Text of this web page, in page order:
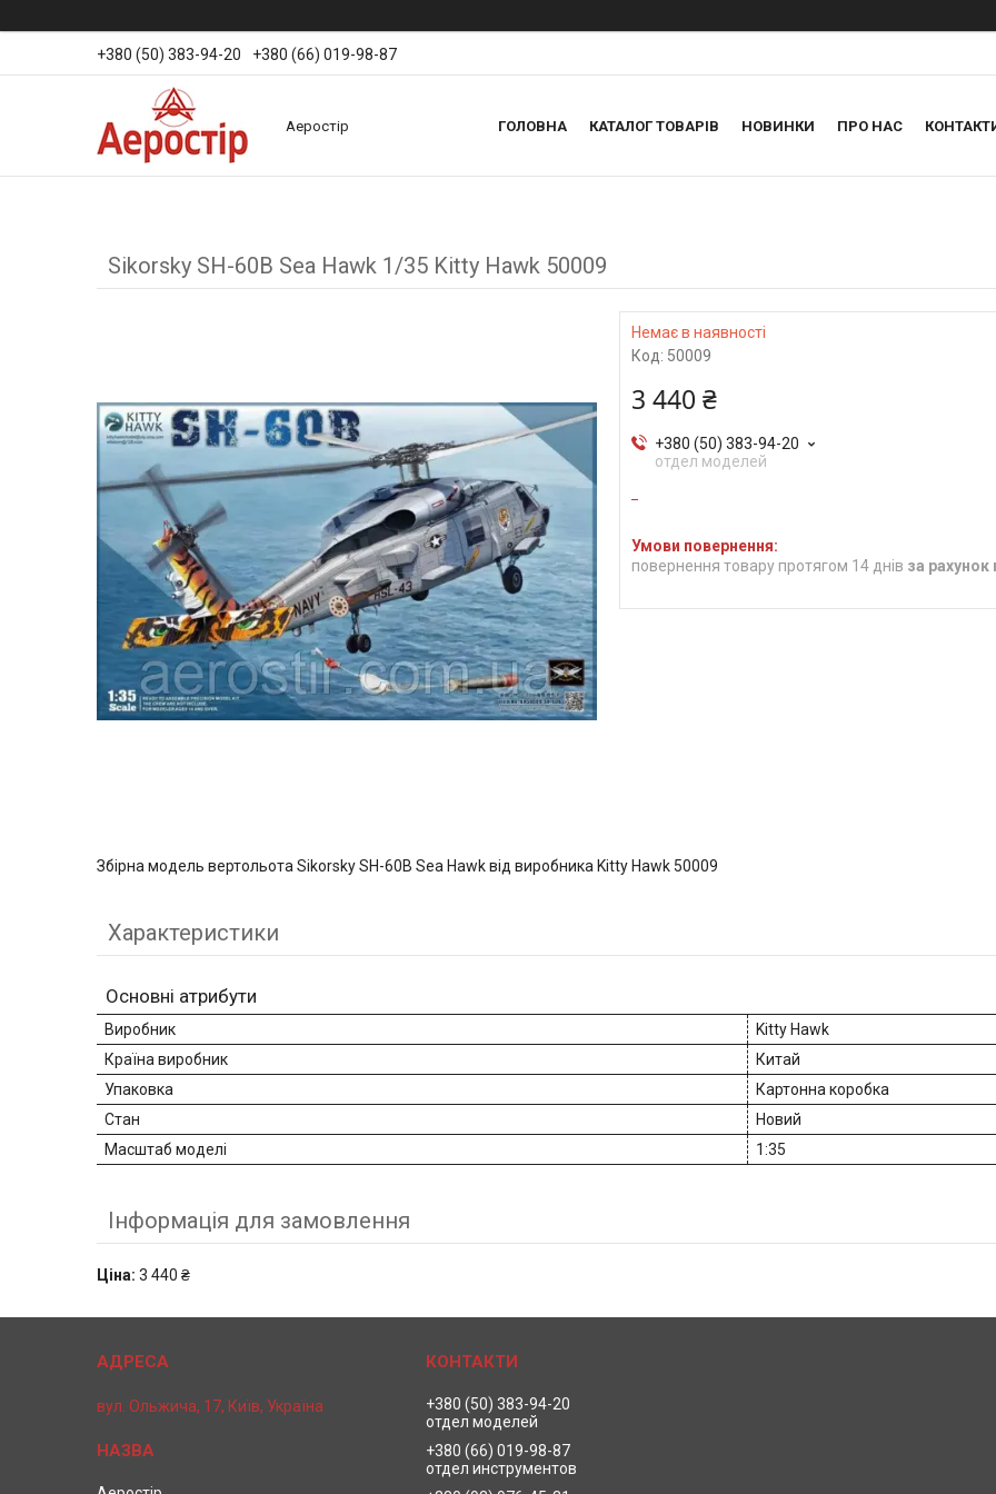
+380 (50) 383-94-20 +380 (66) 019-98-87
Аеростір ГОЛОВНА КАТАЛОГ ТОВАРІВ НОВИНКИ ПРО НАС
Sikorsky SH-60B Sea Hawk 1/35 Kitty Hawk 50009
Немає в наявності
Код: 50009
3 440 ₴
+380 (50) 383-94-20
отдел моделей
повернення товару протягом 14 днів за рахунок
Збірна модель вертольота Sikorsky SH-60B Sea Hawk від виробника Kitty Hawk 50009
Характеристики
Основні атрибути
Виробник
Kitty Hawk
Країна виробник
Китай
Упаковка
Картонна коробка
Стан
Новий
Масштаб моделі
1:35
Інформація для замовлення
Ціна: 3 440 ₴
вул. Ольжича, 17, Київ, Україна
+380 (50) 383-94-20
отдел моделей
+380 (66) 019-98-87
отдел инструментов